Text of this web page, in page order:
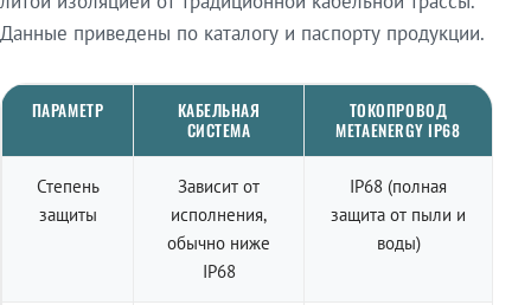
Данные приведены по каталогу и паспорту продукции.
ПАРАМЕТР
КАБЕЛЬНАЯ
СИСТЕМА
ТОКОПРОВОД
METAENERGY IP68
Степень
защиты
Зависит от
исполнения,
обычно ниже
IP68
IP68 (полная
защита от пыли и
воды)